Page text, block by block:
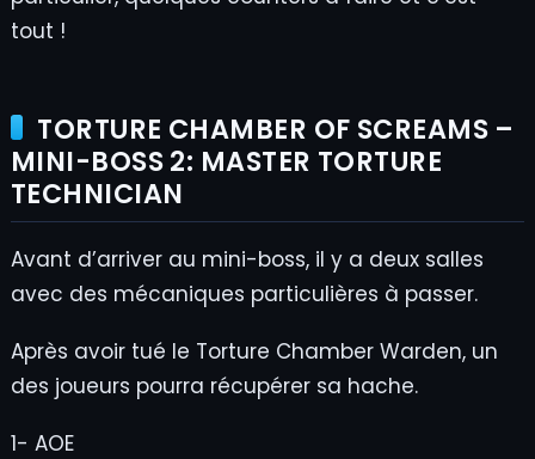
tout !
TORTURE CHAMBER OF SCREAMS –
MINI-BOSS 2: MASTER TORTURE
TECHNICIAN
Avant d’arriver au mini-boss, il y a deux salles
avec des mécaniques particulières à passer.
Après avoir tué le Torture Chamber Warden, un
des joueurs pourra récupérer sa hache.
1- AOE